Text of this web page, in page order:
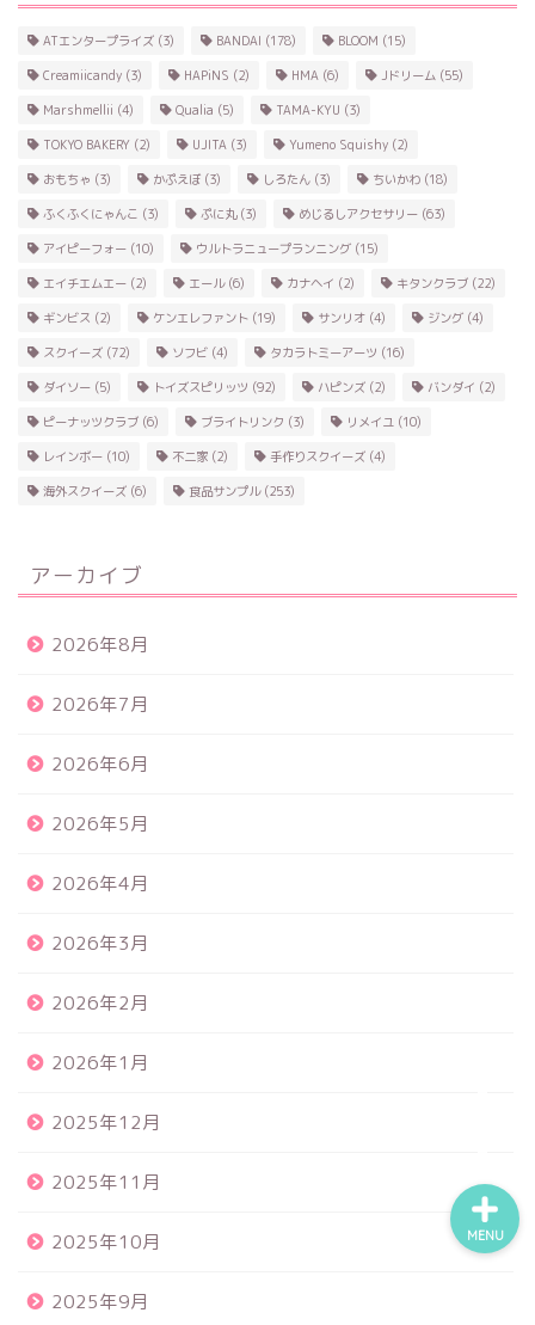
ATエンタープライズ (3) BANDAI (178) BLOOM (15)
Creamiicandy (3) HAPiNS (2) HMA (6) Jドリーム (55)
Marshmellii (4) Qualia (5) TAMA-KYU (3)
TOKYO BAKERY (2) UJITA (3) Yumeno Squishy (2)
おもちゃ (3) かぷえぼ (3) しろたん (3) ちいかわ (18)
ふくふくにゃんこ (3) ぷに丸(3) めじるしアクセサリー (63)
アイピーフォー (10) ウルトラニュープランニング (15)
エイチエムエー (2) エール(6) カナヘイ (2) キタンクラブ (22)
ギンビス (2) ケンエレファント (19) サンリオ (4) ジング (4)
スクイーズ (72) ソフビ (4) タカラトミーアーツ (16)
ダイソー (5) トイズスピリッツ (92) ハピンズ (2) バンダイ (2)
ピーナッツクラブ (6) ブライトリンク (3) リメイユ (10)
レインボー (10) 不二家 (2) 手作りスクイーズ (4)
海外スクイーズ (6) 食品サンプル(253)
アーカイブ
2026年8月
2026年7月
2026年6月
2026年5月
2026年4月
2026年3月
2026年2月
2026年1月
2025年12月
2025年11月
2025年10月
2025年9月
MENU